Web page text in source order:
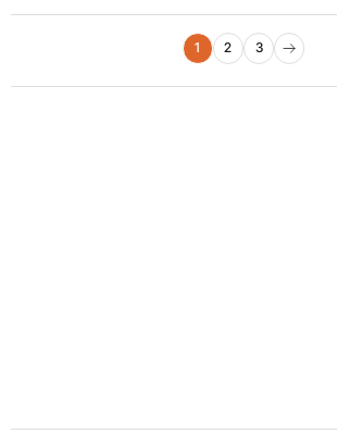
Paginazione degli articoli
1 2 3
Pagina successiva